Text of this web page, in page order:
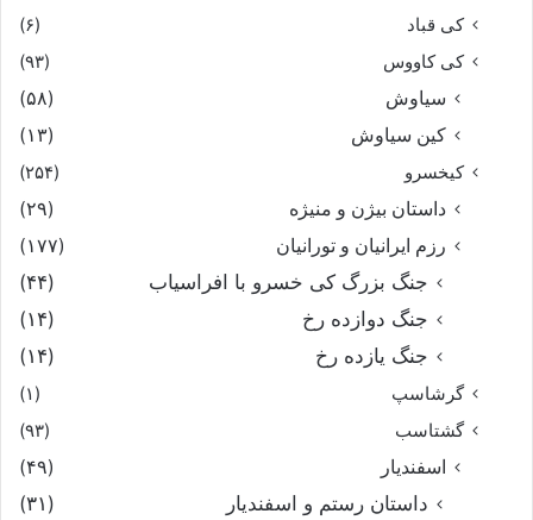
کی قباد
(۶)
کی کاووس
(۹۳)
سیاوش
(۵۸)
کین سیاوش
(۱۳)
کیخسرو
(۲۵۴)
داستان بیژن و منیژه
(۲۹)
رزم ایرانیان و تورانیان
(۱۷۷)
جنگ بزرگ کی خسرو با افراسیاب
(۴۴)
جنگ دوازده رخ
(۱۴)
جنگ یازده رخ
(۱۴)
گرشاسپ
(۱)
گشتاسب
(۹۳)
اسفندیار
(۴۹)
داستان رستم و اسفندیار
(۳۱)